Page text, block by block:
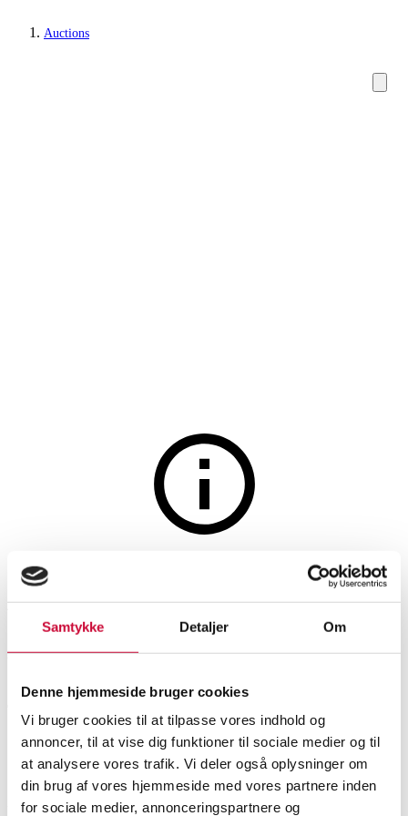
Samtykke Detaljer Om
Denne hjemmeside bruger cookies
Vi bruger cookies til at tilpasse vores indhold og
annoncer, til at vise dig funktioner til sociale medier og til
at analysere vores trafik. Vi deler også oplysninger om
din brug af vores hjemmeside med vores partnere inden
for sociale medier, annonceringspartnere og
Auctions
Chairs
Arne Jacobsen. A set of six
chairs 'Syveren', model 3107,
46.5 cm. (6)
SHOWROOM
Vejle
ESTIMATE
DKK 18,000
ITEM NUMBER
6483167